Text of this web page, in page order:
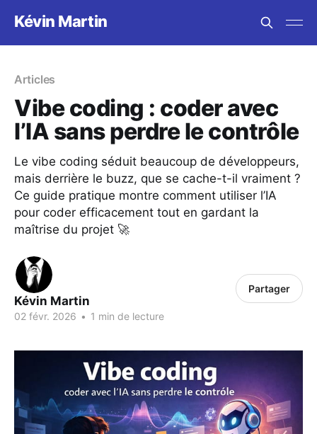
Kévin Martin
Articles
Vibe coding : coder avec
l’IA sans perdre le contrôle
Le vibe coding séduit beaucoup de développeurs,
mais derrière le buzz, que se cache-t-il vraiment ?
Ce guide pratique montre comment utiliser l’IA
pour coder efficacement tout en gardant la
maîtrise du projet 🚀
Kévin Martin
02 févr. 2026 • 1 min de lecture
Partager